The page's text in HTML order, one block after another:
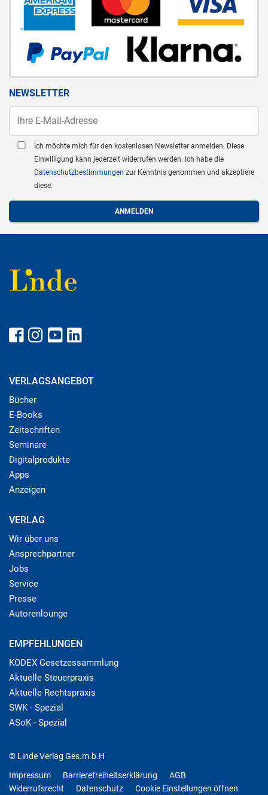
NEWSLETTER
Ich möchte mich für den kostenlosen Newsletter anmelden. Diese
Einwilligung kann jederzeit widerrufen werden. Ich habe die
Datenschutzbestimmungen zur Kenntnis genommen und akzeptiere
diese.
VERLAGSANGEBOT
Bücher
E-Books
Zeitschriften
Seminare
Digitalprodukte
Apps
Anzeigen
VERLAG
Wir über uns
Ansprechpartner
Jobs
Service
Presse
Autorenlounge
EMPFEHLUNGEN
KODEX Gesetzessammlung
Aktuelle Steuerpraxis
Aktuelle Rechtspraxis
SWK - Spezial
ASoK - Spezial
© Linde Verlag Ges.m.b.H
Impressum
Barrierefreiheitserklärung
AGB
Widerrufsrecht
Datenschutz Cookie Einstellungen öffnen